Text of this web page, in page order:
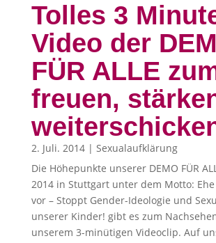
Tolles 3
Video der
FÜR ALLE
freuen,
2. Juli. 2014| Sexualaufklärung
Die Höhepunkte unserer DEMO FÜR
2014 in Stuttgart unter dem Motto:
vor – Stoppt Gender-Ideologie und
unserer Kinder! gibt es zum
unserem 3-minütigen Videoclip. Auf